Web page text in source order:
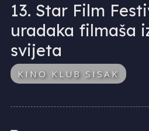
13. Star Film
uradaka filmaša
svijeta
KINO KLUB SISAK